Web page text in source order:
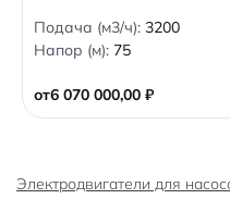
от6 070 000,00 ₽
0
o
u
f
5
Подача (м3/ч): 3200
Напор (м): 75
Электродвигатели для